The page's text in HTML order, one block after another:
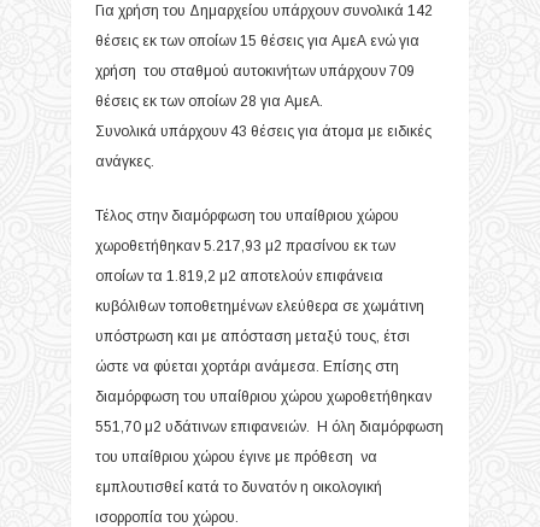
Για χρήση του Δημαρχείου υπάρχουν συνολικά 142
θέσεις εκ των οποίων 15 θέσεις για ΑμεΑ ενώ για
χρήση του σταθμού αυτοκινήτων υπάρχουν 709
θέσεις εκ των οποίων 28 για ΑμεΑ.
Συνολικά υπάρχουν 43 θέσεις για άτομα με ειδικές
ανάγκες.
Τέλος στην διαμόρφωση του υπαίθριου χώρου
χωροθετήθηκαν 5.217,93 μ2 πρασίνου εκ των
οποίων τα 1.819,2 μ2 αποτελούν επιφάνεια
κυβόλιθων τοποθετημένων ελεύθερα σε χωμάτινη
υπόστρωση και με απόσταση μεταξύ τους, έτσι
ώστε να φύεται χορτάρι ανάμεσα. Επίσης στη
διαμόρφωση του υπαίθριου χώρου χωροθετήθηκαν
551,70 μ2 υδάτινων επιφανειών. Η όλη διαμόρφωση
του υπαίθριου χώρου έγινε με πρόθεση να
εμπλουτισθεί κατά το δυνατόν η οικολογική
ισορροπία του χώρου.